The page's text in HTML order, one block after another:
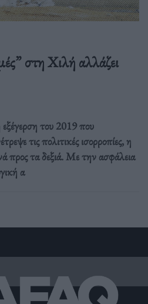
στη Χιλή αλλάζει
του 2019 που
τις πολιτικές ισορροπίες, η
προς τα δεξιά. Με την ασφάλεια
α